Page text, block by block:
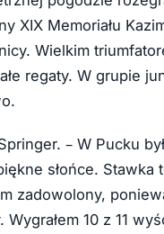
XIX Memoriału
Wielkim
regaty. W grupie
– W Pucku
słońce. Stawka
zadowolony,
10 z 11